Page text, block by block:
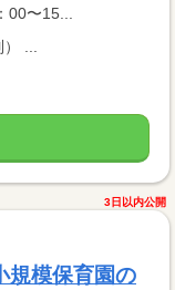
〜15...
...
3日以内公開
規模保育園の